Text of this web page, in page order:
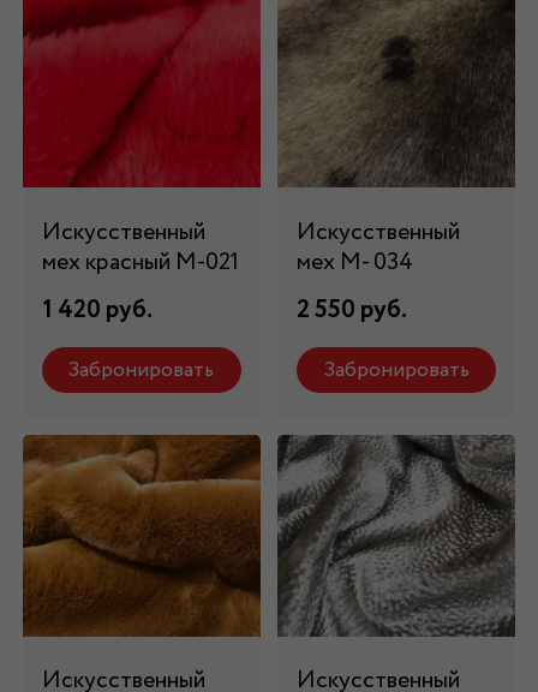
Искусственный
мех красный М-021
1 420 руб.
Забронировать
Искусственный
мех М- 034
2 550 руб.
Забронировать
Искусственный Искусственный